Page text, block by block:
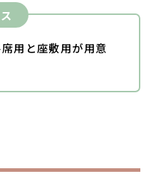
用と座敷用が用意